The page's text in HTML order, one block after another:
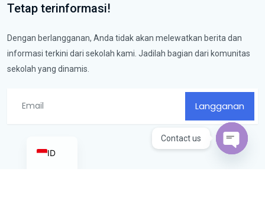
Tetap terinformasi!
Dengan berlangganan, Anda tidak akan melewatkan berita dan
informasi terkini dari sekolah kami. Jadilah bagian dari komunitas
sekolah yang dinamis.
Langganan
ID
Contact us